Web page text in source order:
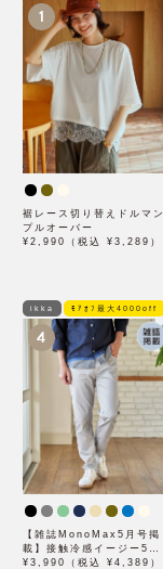
1
裾レース切り替えドルマン
プルオーバー
¥2,990（税込 ¥3,289）
ikka ﾓｱｵﾌ最大4000off
4
【雑誌MonoMax5月号掲
載】接触冷感イージー5ポ
ケット
¥3,990（税込 ¥4,389）